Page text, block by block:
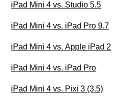
iPad Mini 4 vs. Studio 5.5
iPad Mini 4 vs. iPad Pro 9.7
iPad Mini 4 vs. Apple iPad 2
iPad Mini 4 vs. iPad Pro
iPad Mini 4 vs. Pixi 3 (3.5)